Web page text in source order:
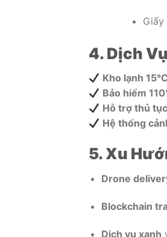
4. Dịch
Kho lạnh 15°C
Bảo hiểm
Hỗ trợ thủ
Hệ thống
5. Xu
Drone
Blockchain
Dịch vụ xanh